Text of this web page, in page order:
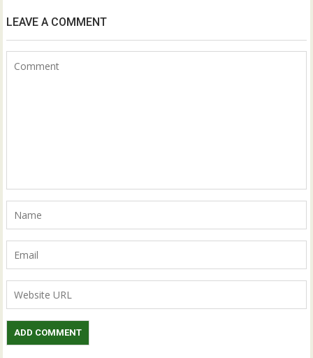
LEAVE A COMMENT